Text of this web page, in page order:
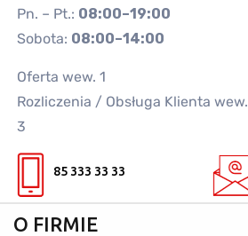
Pn. – Pt.: 08:00–19:00
Sobota: 08:00–14:00
Oferta wew. 1
Rozliczenia / Obsługa Klienta wew.
3
85 333 33 33
O FIRMIE